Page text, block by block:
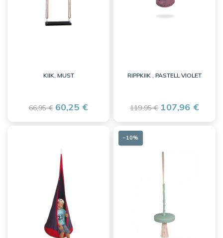
KIIK, MUST
66,95 € 60,25 €
RIPPKIIK , PASTELL VIOLET
119,95 € 107,96 €
−10%